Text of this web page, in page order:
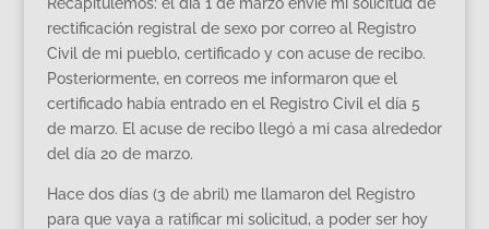
rectificación registral de sexo por correo al Registro
Civil de mi pueblo, certificado y con acuse de recibo.
Posteriormente, en correos me informaron que el
certificado había entrado en el Registro Civil el día 5
de marzo. El acuse de recibo llegó a mi casa alrededor
del día 20 de marzo.
Hace dos días (3 de abril) me llamaron del Registro
para que vaya a ratificar mi solicitud, a poder ser hoy